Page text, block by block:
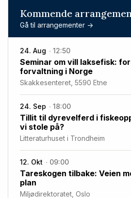
Kommende
Gå til arrangementer ->
24. Aug 12:50
Seminar om vill laksefisk:
forvaltning i Norge
Skakkesenteret, 5590 Etne
24. Sep 18:00
Tillit til dyrevelferd i
vi stole på?
Litteraturhuset i Trondheim
12. Okt 09:00
Tareskogen tilbake: Veien
plan
Miljødirektoratet, Oslo